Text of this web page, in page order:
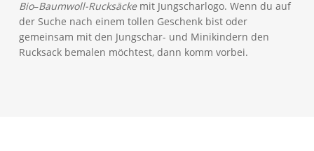
Bio–Baumwoll-Rucksäckemit Jungscharlogo. Wenn du auf
der Suche nach einem tollen Geschenk bist oder
gemeinsam mit den Jungschar- und Minikindern den
Rucksack bemalen möchtest, dann komm vorbei.